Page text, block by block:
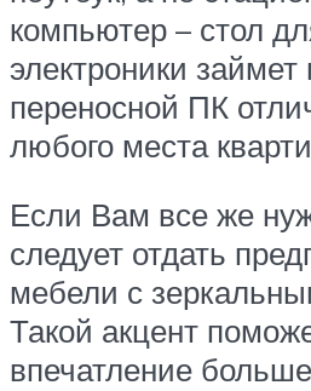
компьютер – стол
электроники
переносной ПК
любого места
Если Вам все же
следует отдать
мебели с
Такой акцент
впечатление